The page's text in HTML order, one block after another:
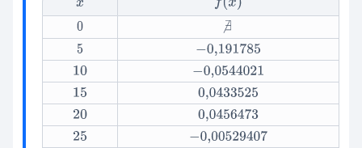
0
∄
5
−0,191785
10
−0,0544021
15
0,0433525
20
0,0456473
25
−0,00529407